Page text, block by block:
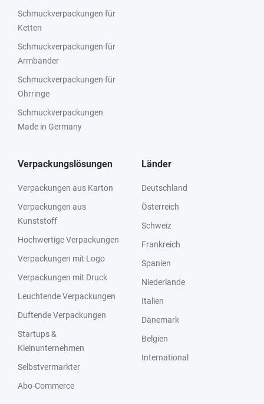
Schmuckverpackungen für
Ketten
Schmuckverpackungen für
Armbänder
Schmuckverpackungen für
Ohrringe
Schmuckverpackungen
Made in Germany
Verpackungslösungen
Verpackungen aus Karton
Verpackungen aus
Kunststoff
Hochwertige Verpackungen
Verpackungen mit Logo
Verpackungen mit Druck
Leuchtende Verpackungen
Duftende Verpackungen
Startups &
Kleinunternehmen
Selbstvermarkter
Abo-Commerce
Länder
Deutschland
Österreich
Schweiz
Frankreich
Spanien
Niederlande
Italien
Dänemark
Belgien
International